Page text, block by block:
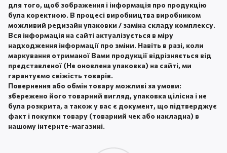
для того, щоб зображення і інформація про продукцію
була коректною. В процесі виробництва виробником
можливий редизайн упаковки / заміна складу комплексу.
Вся інформація на сайті актуалізується в міру
надходження інформації про зміни. Навіть в разі, коли
маркування отриманої Вами продукції відрізняється від
представленої (Не оновлена ​​упаковка) на сайті, ми
гарантуємо свіжість товарів.
Повернення або обмін товару можливі за умови:
збережено його товарний вигляд, упаковка цілісна і не
була розкрита, а також у вас є документ, що підтверджує
факт і покупки товару (товарний чек або накладна) в
нашому інтернте-магазині.